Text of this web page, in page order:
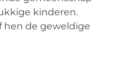
kinderen.
hen de geweldige